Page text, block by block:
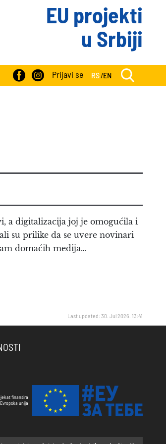
EU projekti
u Srbiji
Prijavi se RS/EN
a digitalizacija joj je omogućila i
su prilike da se uvere novinari
domaćih medija…
Last updated: 30. Jul 2026. 13:41
finansira
Evropska unija